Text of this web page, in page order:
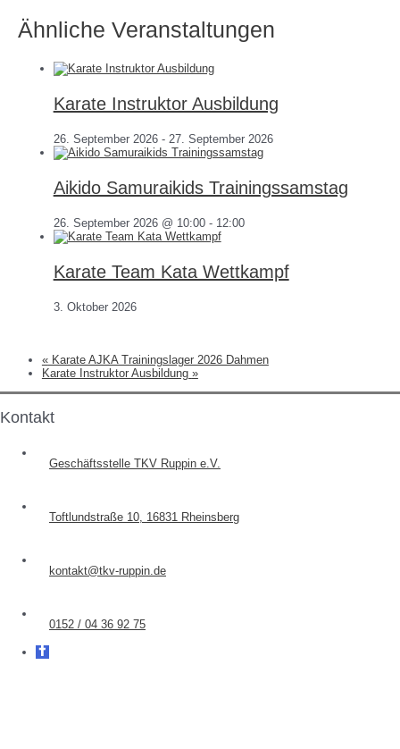
Ähnliche Veranstaltungen
Karate Instruktor Ausbildung
26. September 2026- 27. September 2026
Aikido Samuraikids Trainingssamstag
26. September 2026 @ 10:00- 12:00
Karate Team Kata Wettkampf
3. Oktober 2026
«Karate AJKA Trainingslager 2026 Dahmen
Karate Instruktor Ausbildung »
Kontakt
Geschäftsstelle TKV Ruppin e.V.
Toftlundstraße 10, 16831 Rheinsberg
kontakt@tkv-ruppin.de
0152 / 04 36 92 75